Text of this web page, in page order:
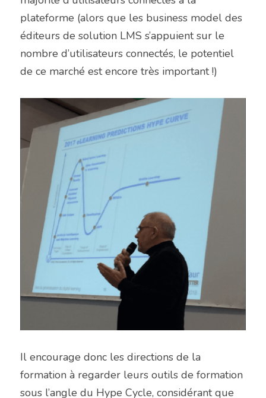
plateforme (alors que les business model des
éditeurs de solution LMS s’appuient sur le
nombre d’utilisateurs connectés, le potentiel
de ce marché est encore très important !)
Il encourage donc les directions de la
formation à regarder leurs outils de formation
sous l’angle du Hype Cycle, considérant que